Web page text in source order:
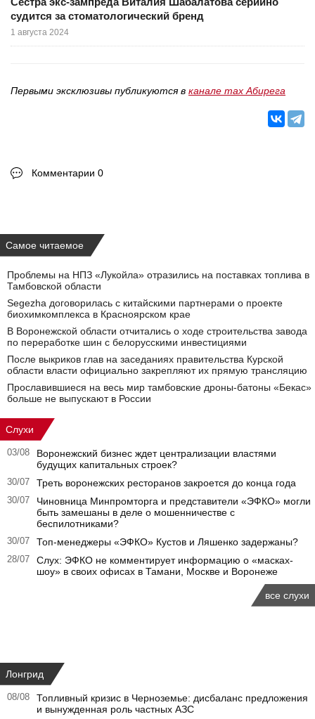
судится за стоматологический бренд
1 августа 2024
Первыми эксклюзивы публикуются в канале max Абирега
Комментарии 0
Самое читаемое
Проблемы на НПЗ «Лукойла» отразились на поставках топлива в
Тамбовской области
Segezha договорилась с китайскими партнерами о проекте
биохимкомплекса в Красноярском крае
В Воронежской области отчитались о ходе строительства завода
по переработке шин с белорусскими инвестициями
После выкриков глав на заседаниях правительства Курской
области власти официально закрепляют их прямую трансляцию
Прославившиеся на весь мир тамбовские дроны-батоны «Бекас»
больше не выпускают в России
Слухи
03/08
Воронежский бизнес ждет централизации властями
будущих капитальных строек?
30/07 Треть воронежских ресторанов закроется до конца года
30/07
Чиновница Минпромторга и представители «ЭФКО» могли
быть замешаны в деле о мошенничестве с
беспилотниками?
30/07 Топ-менеджеры «ЭФКО» Кустов и Ляшенко задержаны?
28/07
Слух: ЭФКО не комментирует информацию о «масках-
шоу» в своих офисах в Тамани, Москве и Воронеже
все слухи
Лонгрид
08/08
Топливный кризис в Черноземье: дисбаланс предложения
и вынужденная роль частных АЗС